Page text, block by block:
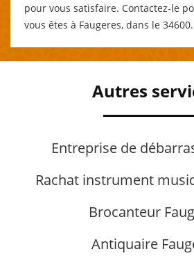
pour vous satisfaire. Contactez-le
vous êtes à Faugeres, dans le 34600.
Autres
Entreprise de
Rachat instrument
Brocanteur
Antiquaire